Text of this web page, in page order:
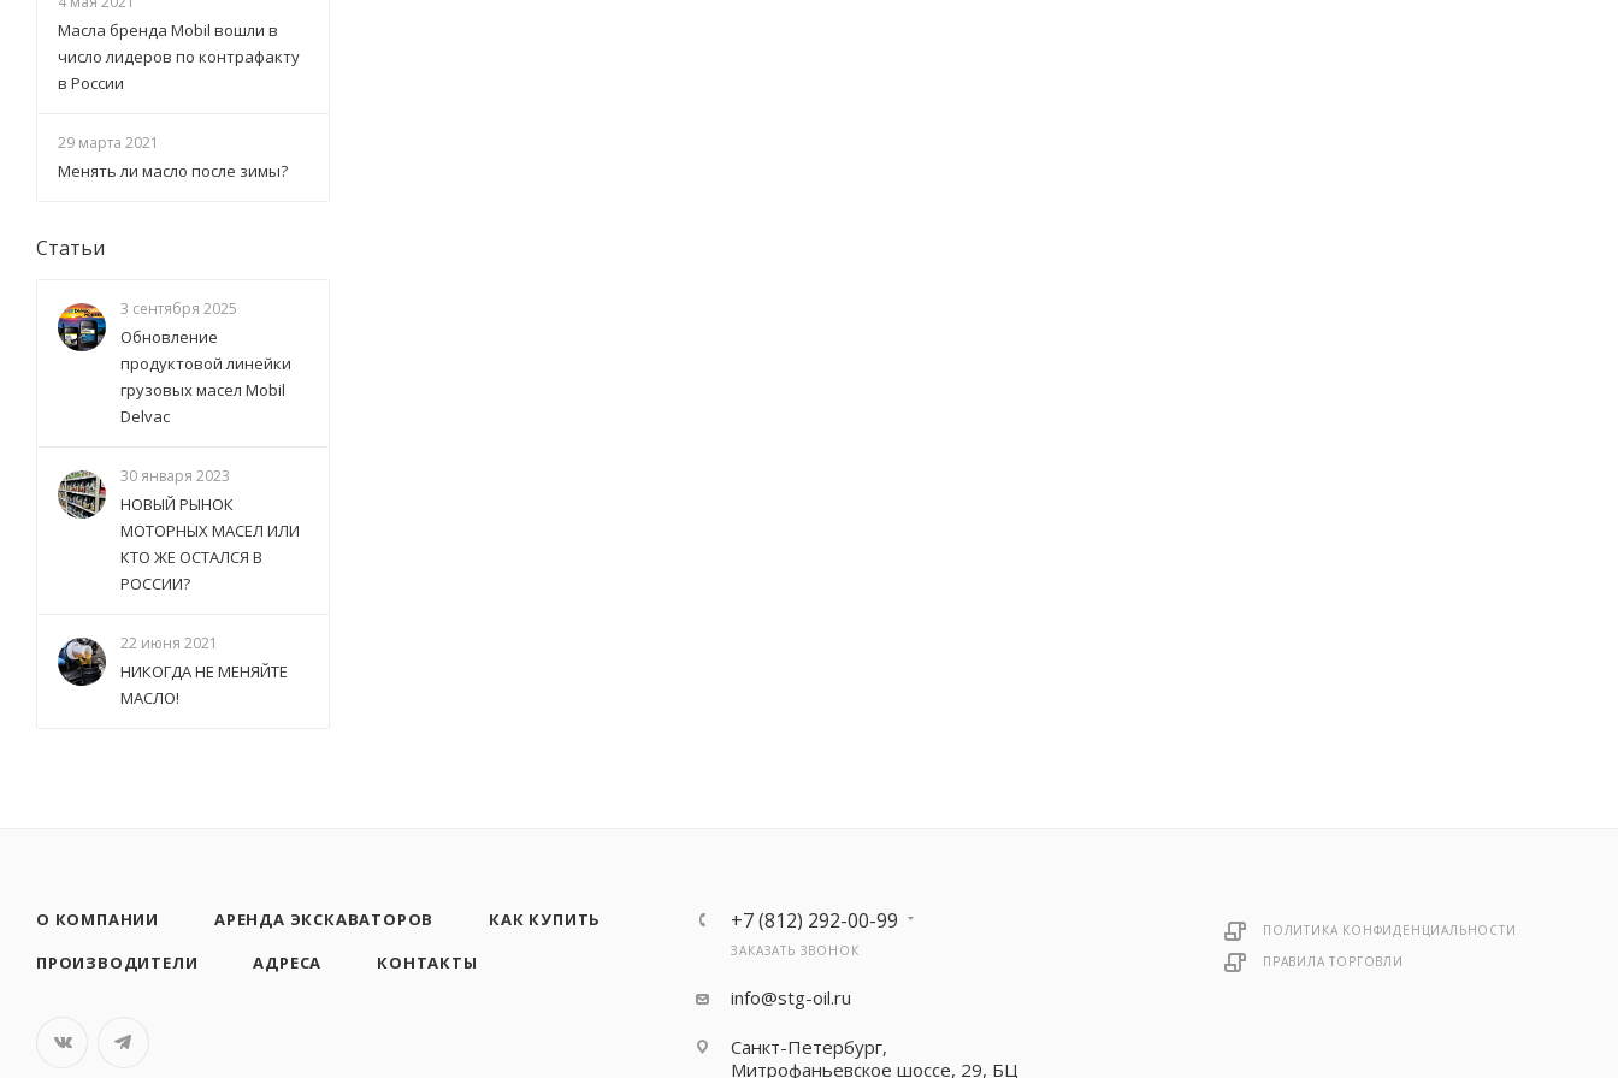
Масла бренда Mobil вошли в
число лидеров по контрафакту
в России
29 марта 2021
Менять ли масло после зимы?
Статьи
3 сентября 2025
Обновление
продуктовой линейки
грузовых масел Mobil
Delvac
30 января 2023
НОВЫЙ РЫНОК
МОТОРНЫХ МАСЕЛ ИЛИ
КТО ЖЕ ОСТАЛСЯ В
РОССИИ?
22 июня 2021
НИКОГДА НЕ МЕНЯЙТЕ
МАСЛО!
О КОМПАНИИ АРЕНДА ЭКСКАВАТОРОВ
КАК КУПИТЬ
ПРОИЗВОДИТЕЛИ
АДРЕСА КОНТАКТЫ
+7 (812) 292-00-99
ЗАКАЗАТЬ ЗВОНОК
info@stg-oil.ru
Санкт-Петербург,
Митрофаньевское шоссе, 29, БЦ
ПОЛИТИКА КОНФИДЕНЦИАЛЬНОСТИ
ПРАВИЛА ТОРГОВЛИ